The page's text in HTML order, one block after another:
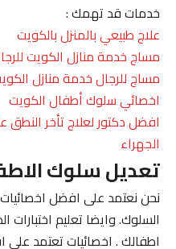
خدمات قد تهمك :
علاج طبيعي بالمنزل بالكويت
مساج خدمة منازل الكويت
مساج للرجال خدمة منازل
اخصائي سلوك أطفال الكويت
افضل دكتور لعلاج تأخر النطق
الجهراء
تعديل سلوك
نحن نعتمد على افضل
السلوك. وايضا تعليم
اطفالك . اخصائيات تعتمد على